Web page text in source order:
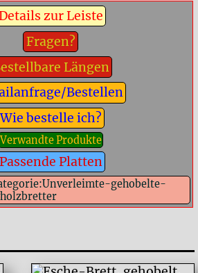
zur Leiste
Fragen?
Längen
Bestellen
Wie bestelle ich?
Verwandte Produkte
Passende Platten
gehobelte-